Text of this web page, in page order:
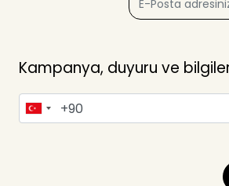
Kampanya, duyuru ve